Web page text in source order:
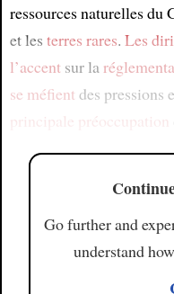
ressources naturelles du
et les terres rares. Les
l’accentsur la
se méfient des pressions
principale préoccupation
Go further and
understand